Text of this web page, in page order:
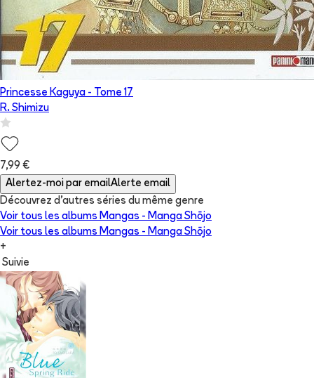
Princesse Kaguya - Tome 17
R. Shimizu
7,99 €
Alertez-moi par emailAlerte email
Découvrez d'autres séries du même genre
Voir tous les albums Mangas - Manga Shōjo
Voir tous les albums Mangas - Manga Shōjo
+
Suivie